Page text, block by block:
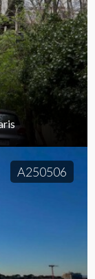
A250506